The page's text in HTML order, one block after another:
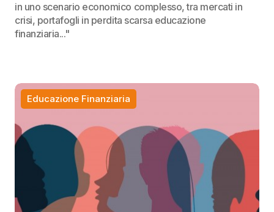
in uno scenario economico complesso, tra mercati in
crisi, portafogli in perdita scarsa educazione
finanziaria..."
Educazione Finanziaria